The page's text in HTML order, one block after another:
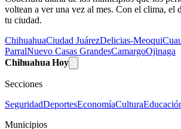
voltean a ver una vez al mes. Con el clima, el
tu ciudad.
ChihuahuaCiudad JuárezDelicias-Meoqui
ParralNuevo Casas GrandesCamargoOjinaga
Chihuahua Hoy
Secciones
SeguridadDeportesEconomíaCultura
Municipios